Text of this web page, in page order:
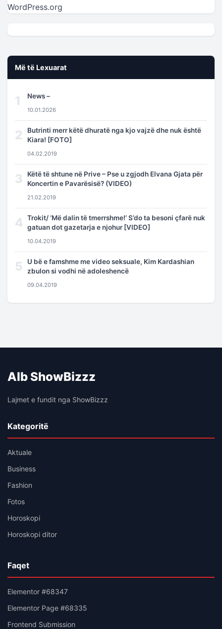
WordPress.org
Më të Lexuarat
1 News –
10.01.2026
2
Butrinti merr këtë dhuratë nga kjo vajzë dhe nuk është
Kiara! [FOTO]
04.02.2019
3
Këtë të shtune në Prive – Pse u zgjodh Elvana Gjata për
Koncertin e Pavarësisë? (VIDEO)
21.02.2019
4
Trokit/ ‘Më dalin të tmerrshme!’ S’do ta besoni çfarë nuk
gatuan dot gazetarja e njohur [VIDEO]
10.04.2019
5
U bë e famshme me video seksuale, Kim Kardashian
zbulon si vodhi në adoleshencë
09.04.2019
Alb ShowBizzz
Lajmet e fundit nga ShowBizzz
Kategoritë
Aktuale
Business
Fashion
Fotos
Horoskopi
Horoskopi ditor
Faqet
Elementor #68347
Elementor Page #68335
Frontend Submission